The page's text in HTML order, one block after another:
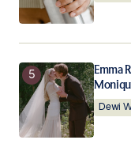
Emma
Dewi